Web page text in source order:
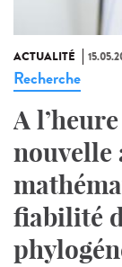
ACTUALITÉ
Recherche
A
nouvelle
fiabilité